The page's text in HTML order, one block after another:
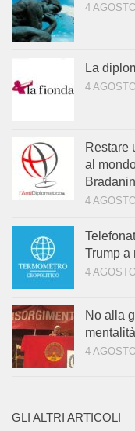
4
La
4
Restare
al
4
Trump a
4
No alla
mentalità
4
GLI ALTRI ARTICOLI